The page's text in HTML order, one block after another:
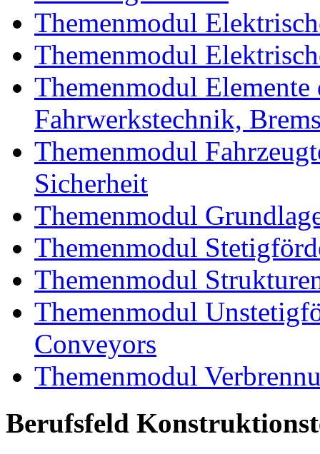
Themenmodul
Themenmodul
Themenmodul Elemente
Fahrwerkstechnik,
Themenmodul
Sicherheit
Themenmodul
Themenmodul
Themenmodul
Themenmodul
Conveyors
Themenmodul
Berufsfeld